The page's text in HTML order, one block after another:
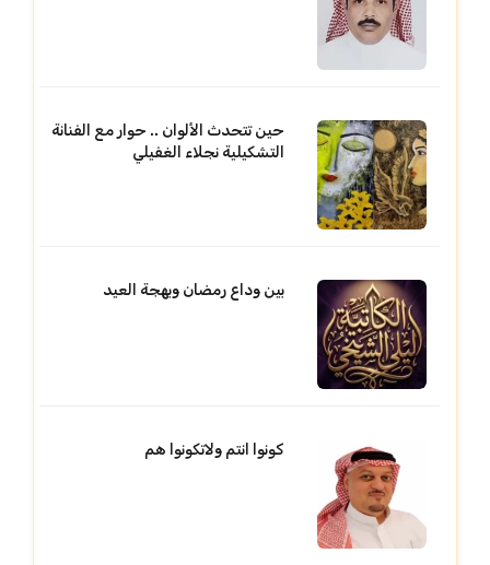
حين تتحدث الألوان .. حوار مع الفنانة
التشكيلية نجلاء الغفيلي
بين وداع رمضان وبهجة العيد
كونوا انتم ولاتكونوا هم